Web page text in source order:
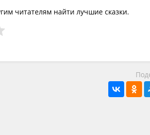
читателям найти лучшие сказки.